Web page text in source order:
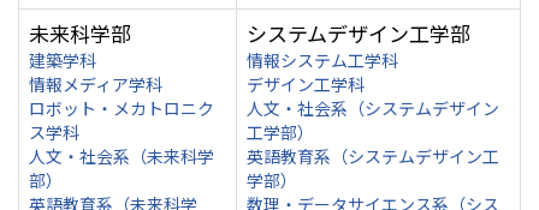
未来科学部
建築学科
情報メディア学科
ロボット・メカトロニク
ス学科
人文・社会系（未来科学
部）
英語教育系（未来科学
システムデザイン工学部
情報システム工学科
デザイン工学科
人文・社会系（システムデザイン
工学部）
英語教育系（システムデザイン工
学部）
数理・データサイエンス系（シス